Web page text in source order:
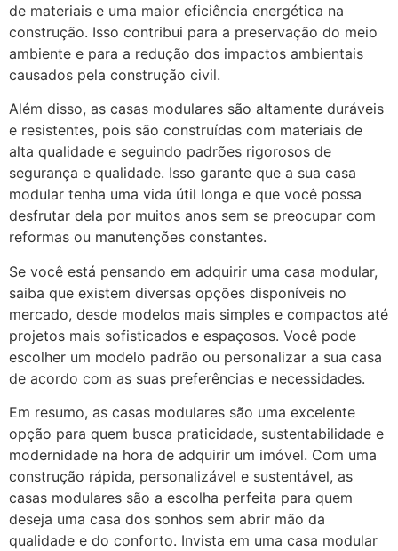
de materiais e uma maior eficiência energética na
construção. Isso contribui para a preservação do meio
ambiente e para a redução dos impactos ambientais
causados pela construção civil.
Além disso, as casas modulares são altamente duráveis
e resistentes, pois são construídas com materiais de
alta qualidade e seguindo padrões rigorosos de
segurança e qualidade. Isso garante que a sua casa
modular tenha uma vida útil longa e que você possa
desfrutar dela por muitos anos sem se preocupar com
reformas ou manutenções constantes.
Se você está pensando em adquirir uma casa modular,
saiba que existem diversas opções disponíveis no
mercado, desde modelos mais simples e compactos até
projetos mais sofisticados e espaçosos. Você pode
escolher um modelo padrão ou personalizar a sua casa
de acordo com as suas preferências e necessidades.
Em resumo, as casas modulares são uma excelente
opção para quem busca praticidade, sustentabilidade e
modernidade na hora de adquirir um imóvel. Com uma
construção rápida, personalizável e sustentável, as
casas modulares são a escolha perfeita para quem
deseja uma casa dos sonhos sem abrir mão da
qualidade e do conforto. Invista em uma casa modular